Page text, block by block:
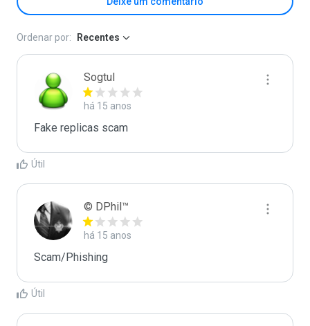
Ordenar por: Recentes
Sogtul
há 15 anos
Fake replicas scam
Útil
© DPhil™
há 15 anos
Scam/Phishing
Útil